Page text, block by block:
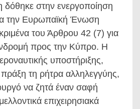
δόθηκε στην ενεργοποίηση
την Ευρωπαϊκή Ένωση
του Άρθρου 42 (7) για
προς την Κύπρο. Η
υποστήριξης,
τη ρήτρα αλληλεγγύης,
να ζητά έναν σαφή
επιχειρησιακά